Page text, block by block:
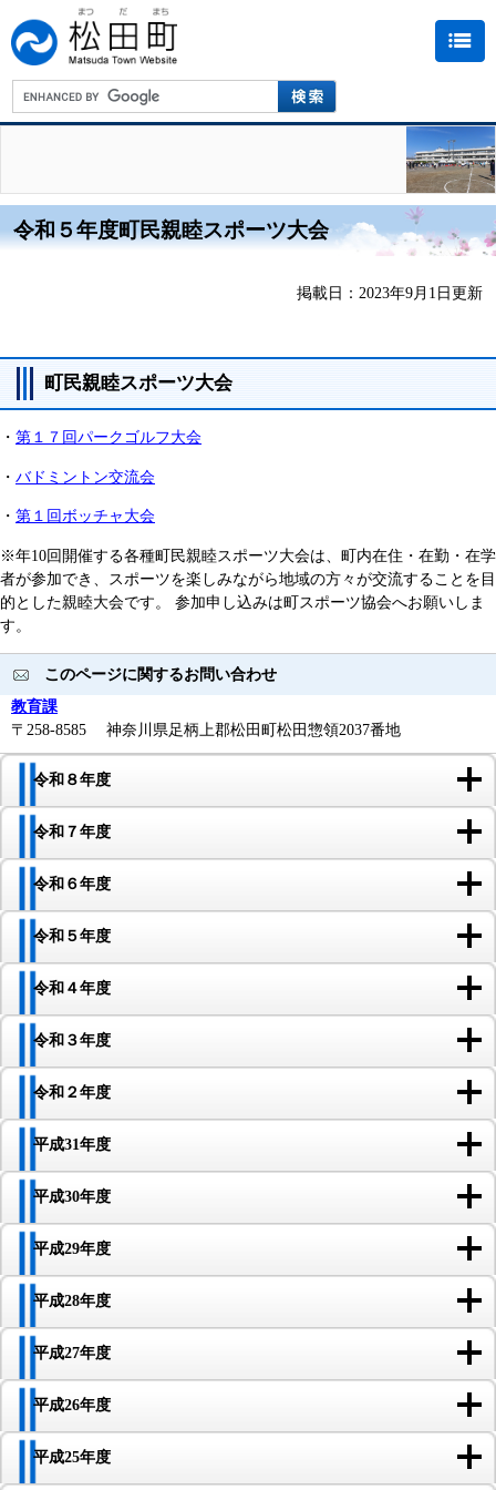
令和５年度町民親睦スポーツ大会
掲載日：2023年9月1日更新
町民親睦スポーツ大会
・ 第１７回パークゴルフ大会
・ バドミントン交流会
・ 第１回ボッチャ大会
※年10回開催する各種町民親睦スポーツ大会は、町内在住・在勤・在学
者が参加でき、スポーツを楽しみながら地域の方々が交流することを目
的とした親睦大会です。 参加申し込みは町スポーツ協会へお願いしま
す。
このページに関するお問い合わせ
教育課
〒258-8585 神奈川県足柄上郡松田町松田惣領2037番地
令和８年度
令和７年度
令和６年度
令和５年度
令和４年度
令和３年度
令和２年度
平成31年度
平成30年度
平成29年度
平成28年度
平成27年度
平成26年度
平成25年度